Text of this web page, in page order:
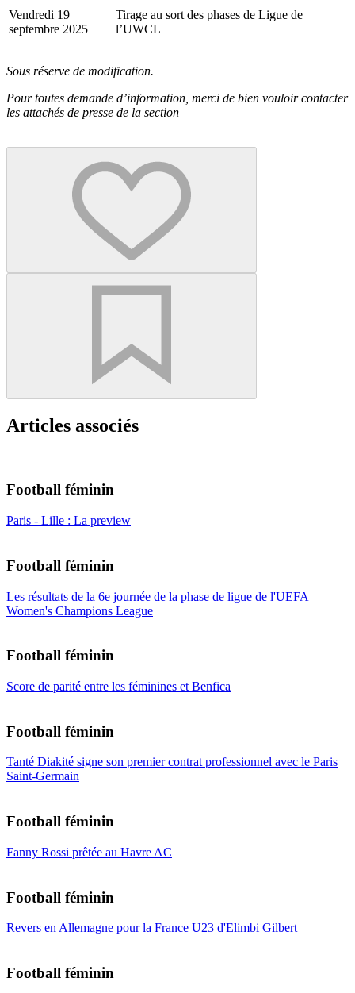
Vendredi 19
septembre 2025
Tirage au sort des phases de Ligue de
l’UWCL
Sous réserve de modification.
Pour toutes demande d’information, merci de bien vouloir contacter
les attachés de presse de la section
Articles associés
Football féminin
Paris - Lille : La preview
Football féminin
Les résultats de la 6e journée de la phase de ligue de l'UEFA
Women's Champions League
Football féminin
Score de parité entre les féminines et Benfica
Football féminin
Tanté Diakité signe son premier contrat professionnel avec le Paris
Saint-Germain
Football féminin
Fanny Rossi prêtée au Havre AC
Football féminin
Revers en Allemagne pour la France U23 d'Elimbi Gilbert
Football féminin